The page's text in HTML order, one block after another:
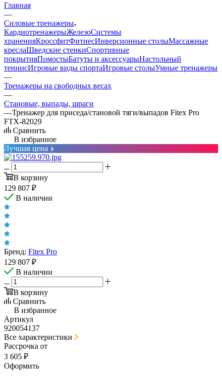
Главная
—
Силовые тренажеры
КардиотренажерыЖелезоСистемы
храненияКроссфитФитнесИнверсионные столыМассажные
креслаШведские стенкиСпортивные
покрытияПомостыБатуты и аксессуарыНастольный
теннисИгровые виды спортаИгровые столыУмные тренажеры
—
Тренажеры на свободных весах
—
Становые, выпады, шраги
—Тренажер для приседа/становой тяги/выпадов Fitex Pro
FTX-82029
Сравнить
В избранное
Лучшая цена
В корзину
129 807 ₽
В наличии
Бренд: Fitex Pro
129 807 ₽
В наличии
В корзину
Сравнить
В избранное
Артикул
920054137
Все характеристики
Рассрочка от
3 605 ₽
Оформить